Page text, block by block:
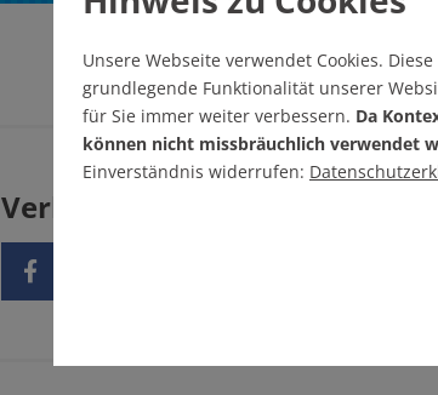
Verbreiten Sie unseren Artikel
Unsere Webseite verwendet Cookies.
grundlegende Funktionalität unserer
für Sie immer weiter verbessern. Da
können nicht missbräuchlich verwendet
Einverständnis widerrufen: